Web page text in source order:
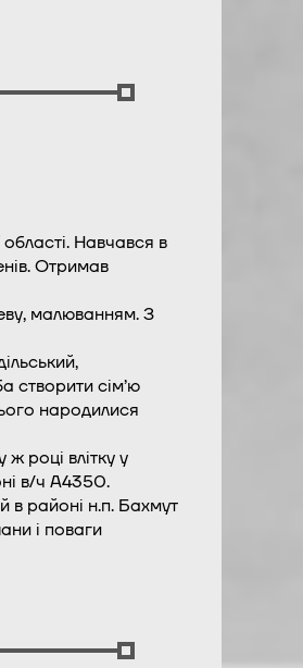
Навчався в
Отримав
малюванням. З
створити сім’ю
народилися
році влітку у
в/ч А4350.
в районі н.п. Бахмут
і поваги